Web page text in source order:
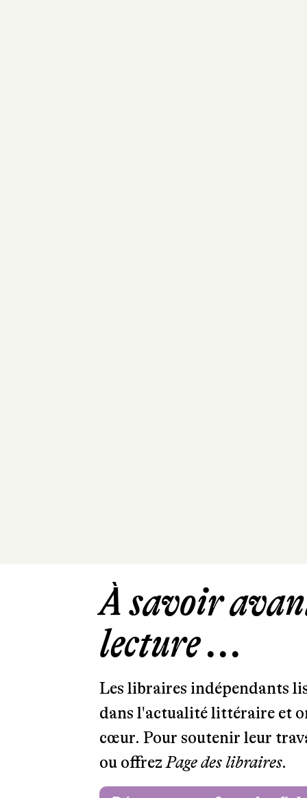
À savoir
lecture ...
Les libraires indépendants
dans l'actualité littéraire et
cœur. Pour soutenir leur
ou offrezPage des libraires.